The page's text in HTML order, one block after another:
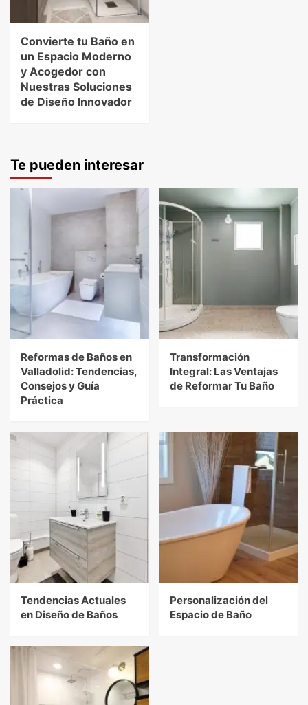
Convierte tu Baño en
un Espacio Moderno
y Acogedor con
Nuestras Soluciones
de Diseño Innovador
Te pueden interesar
Reformas de Baños en
Valladolid: Tendencias,
Consejos y Guía
Práctica
Transformación
Integral: Las Ventajas
de Reformar Tu Baño
Tendencias Actuales
en Diseño de Baños
Personalización del
Espacio de Baño